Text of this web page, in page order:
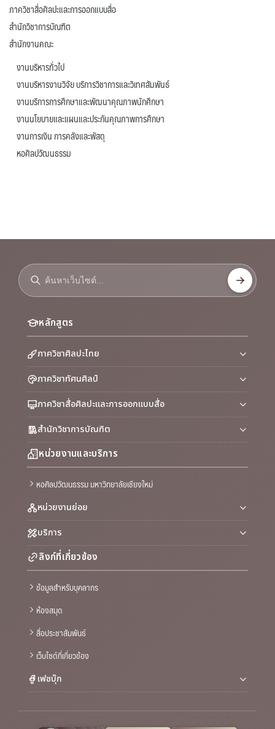
ภาควิชาสื่อศิลปะและการออกแบบสื่อ
สำนักวิชาการบัณฑิต
สำนักงานคณะ
งานบริหารทั่วไป
งานบริหารงานวิจัย บริการวิชาการและวิเทศสัมพันธ์
งานบริการการศึกษาและพัฒนาคุณภาพนักศึกษา
งานนโยบายและแผนและประกันคุณภาพการศึกษา
งานการเงิน การคลังและพัสดุ
หอศิลปวัฒนธรรม
หลักสูตร
ภาควิชาศิลปะไทย
ภาควิชาทัศนศิลป์
ภาควิชาสื่อศิลปะและการออกแบบสื่อ
สำนักวิชาการบัณฑิต
หน่วยงานและบริการ
หอศิลปวัฒนธรรม มหาวิทยาลัยเชียงใหม่
หน่วยงานย่อย
บริการ
ลิงก์ที่เกี่ยวข้อง
ข้อมูลสำหรับบุคลากร
ห้องสมุด
สื่อประชาสัมพันธ์
เว็บไซต์ที่เกี่ยวข้อง
เฟซบุ๊ก